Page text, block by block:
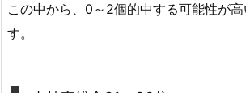
この中から、0～2個的中する可能性が
す。